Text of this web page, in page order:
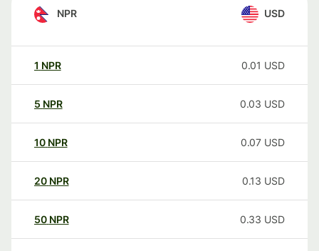
NPR USD
1 NPR 0.01 USD
5 NPR 0.03 USD
10 NPR 0.07 USD
20 NPR 0.13 USD
50 NPR 0.33 USD